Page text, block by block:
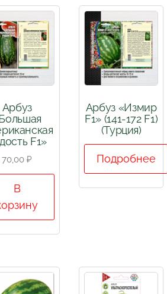
Арбуз
F1»
70,00₽
В
Арбуз «Измир
F1» (141-172 F1)
(Турция)
Подробнее